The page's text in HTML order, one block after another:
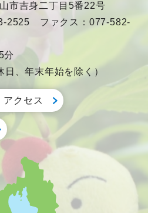
市吉身二丁目5番22号
2525 ファクス：077-582-
分
日、年末年始を除く）
アクセス